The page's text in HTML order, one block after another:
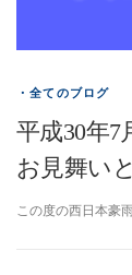
・全てのブログ
平成30年7
お見舞い
この度の西日本豪